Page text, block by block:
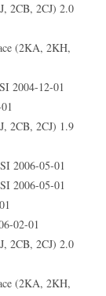
2CB, 2CJ) 2.0
(2KA, 2KH,
2004-12-01
2CB, 2CJ) 1.9
2006-05-01
2006-05-01
02-01
2CB, 2CJ) 2.0
(2KA, 2KH,